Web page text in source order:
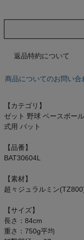
もっと見
インフィット INFIT
オン On
お気に入り
返品特約について
商品についてのお問い合
【カテゴリ】
ゼット 野球 ベースボー
式用 バット
【品番】
BAT30604L
【素材】
超々ジュラルミン
【サイズ】
長さ：84cm
重さ：750g平均